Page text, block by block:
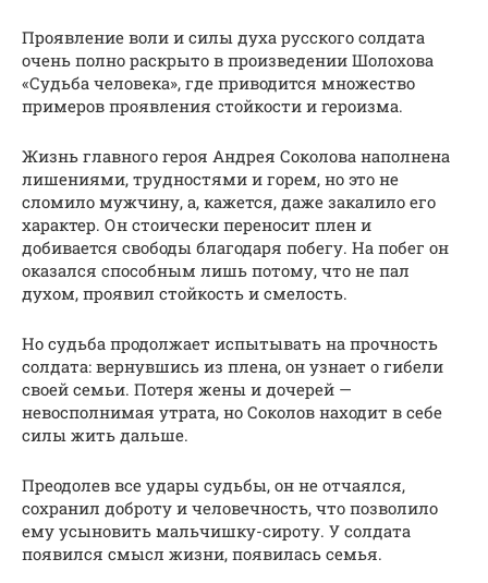
Проявление воли и силы духа русского солдата
очень полно раскрыто в произведении Шолохова
«Судьба человека», где приводится множество
примеров проявления стойкости и героизма.
Жизнь главного героя Андрея Соколова наполнена
лишениями, трудностями и горем, но это не
сломило мужчину, а, кажется, даже закалило его
характер. Он стоически переносит плен и
добивается свободы благодаря побегу. На побег он
оказался способным лишь потому, что не пал
духом, проявил стойкость и смелость.
Но судьба продолжает испытывать на прочность
солдата: вернувшись из плена, он узнает о гибели
своей семьи. Потеря жены и дочерей —
невосполнимая утрата, но Соколов находит в себе
силы жить дальше.
Преодолев все удары судьбы, он не отчаялся,
сохранил доброту и человечность, что позволило
ему усыновить мальчишку-сироту. У солдата
появился смысл жизни, появилась семья.